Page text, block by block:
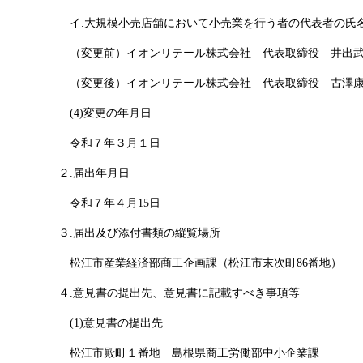
イ.大規模小売店舗において小売業を行う者の代表者の氏
（変更前）イオンリテール株式会社 代表取締役 井出
（変更後）イオンリテール株式会社 代表取締役 古澤
(4)変更の年月日
令和７年３月１日
２.届出年月日
令和７年４月15日
３.届出及び添付書類の縦覧場所
松江市産業経済部商工企画課（松江市末次町86番地）
４.意見書の提出先、意見書に記載すべき事項等
(1)意見書の提出先
松江市殿町１番地 島根県商工労働部中小企業課